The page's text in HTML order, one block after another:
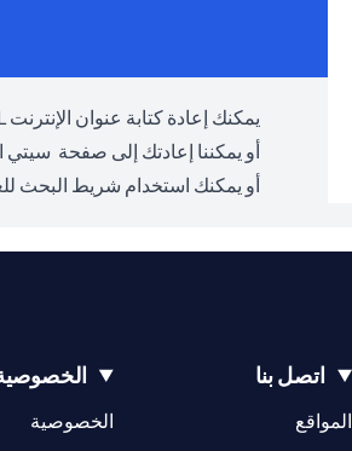
يمكنك إعادة كتابة عنوان الإنترنت URL والمحاولة مرة أخرى.
أو يمكننا إعادتك إلى صفحة سيتي
أو يمكنك استخدام شريط البحث
اتصل بنا
المواقعopens in a new tab الخصوصية